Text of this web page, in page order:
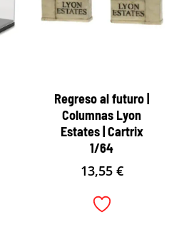
Regreso al futuro |
Columnas Lyon
Estates | Cartrix
1/64
13,55 €